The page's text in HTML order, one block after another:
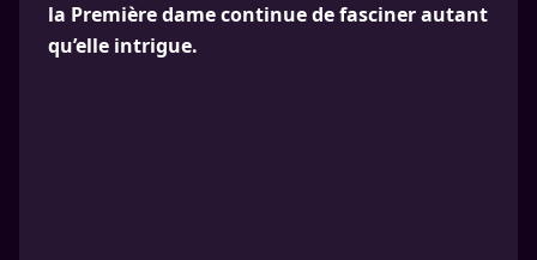
la Première dame continue de fasciner autant
qu’elle intrigue.